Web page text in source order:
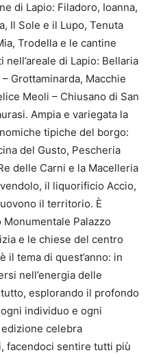
di Lapio: Filadoro, Ioanna,
Il Sole e il Lupo, Tenuta
Trodella e le cantine
di Lapio: Bellaria
– Grottaminarda, Macchie
Meoli – Chiusano di San
Ampia e variegata la
tipiche del borgo:
del Gusto, Pescheria
delle Carni e la Macelleria
il liquorificio Accio,
il territorio. È
Palazzo
e le chiese del centro
il tema di quest’anno: in
nell’energia delle
esplorando il profondo
individuo e ogni
celebra
facendoci sentire tutti più